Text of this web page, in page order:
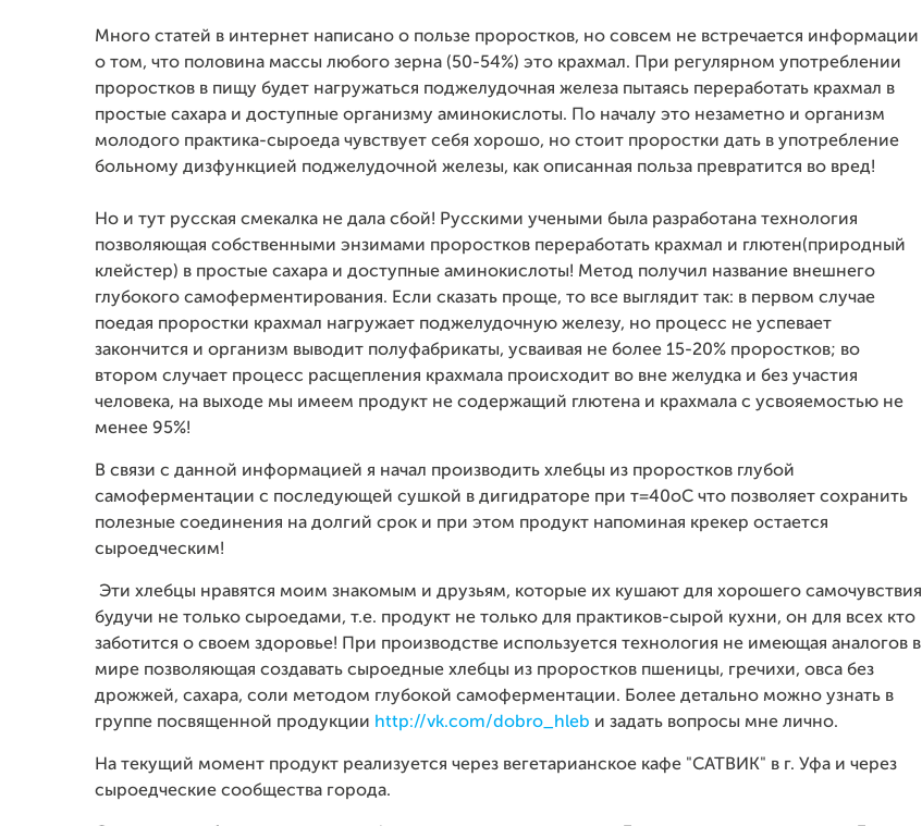
Много статей в интернет написано о пользе проростков, но совсем не встречается информации
о том, что половина массы любого зерна (50-54%) это крахмал. При регулярном употреблении
проростков в пищу будет нагружаться поджелудочная железа пытаясь переработать крахмал в
простые сахара и доступные организму аминокислоты. По началу это незаметно и организм
молодого практика-сыроеда чувствует себя хорошо, но стоит проростки дать в употребление
больному дизфункцией поджелудочной железы, как описанная польза превратится во вред!
Но и тут русская смекалка не дала сбой! Русскими учеными была разработана технология
позволяющая собственными энзимами проростков переработать крахмал и глютен(природный
клейстер) в простые сахара и доступные аминокислоты! Метод получил название внешнего
глубокого самоферментирования. Если сказать проще, то все выглядит так: в первом случае
поедая проростки крахмал нагружает поджелудочную железу, но процесс не успевает
закончится и организм выводит полуфабрикаты, усваивая не более 15-20% проростков; во
втором случает процесс расщепления крахмала происходит во вне желудка и без участия
человека, на выходе мы имеем продукт не содержащий глютена и крахмала с усвояемостью не
менее 95%!
В связи с данной информацией я начал производить хлебцы из проростков глубой
самоферментации с последующей сушкой в дигидраторе при т=40оС что позволяет сохранить
полезные соединения на долгий срок и при этом продукт напоминая крекер остается
сыроедческим!
Эти хлебцы нравятся моим знакомым и друзьям, которые их кушают для хорошего самочувствия
будучи не только сыроедами, т.е. продукт не только для практиков-сырой кухни, он для всех кто
заботится о своем здоровье! При производстве используется технология не имеющая аналогов в
мире позволяющая создавать сыроедные хлебцы из проростков пшеницы, гречихи, овса без
дрожжей, сахара, соли методом глубокой самоферментации. Более детально можно узнать в
группе посвященной продукции http://vk.com/dobro_hleb и задать вопросы мне лично.
На текущий момент продукт реализуется через вегетарианское кафе "САТВИК" в г. Уфа и через
сыроедческие сообщества города.